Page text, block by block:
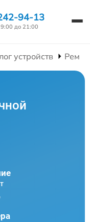
94-13
до 21:00
устройств